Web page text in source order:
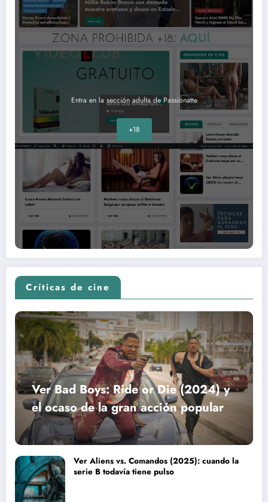
Entra en la sección adulta de Passionatte
+18
Críticas de cine
Ver Bad Boys: Ride or Die (2024) y
el ocaso de la gran acción popular
Ver Aliens vs. Comandos (2025): cuando la
serie B todavía tiene pulso